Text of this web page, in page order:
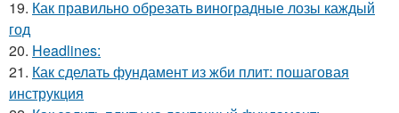
19. Как правильно обрезать виноградные лозы каждый
год
20. Headlines:
21. Как сделать фундамент из жби плит: пошаговая
инструкция